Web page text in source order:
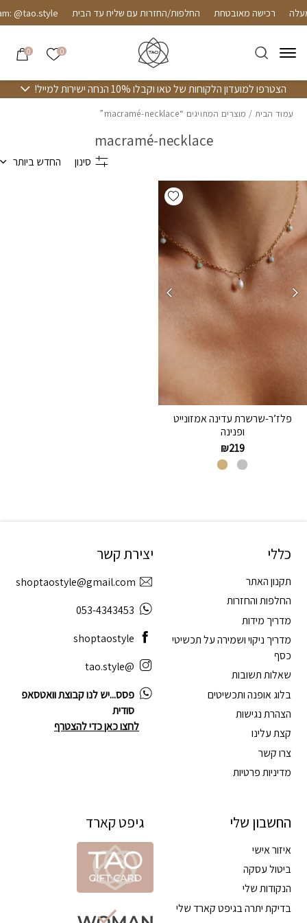
Skip to Contentרכישה מאובטחת החלפות/החזרות עם שליח עד הבית @tao.style
0 הרשימה
0
הצטרפו למועדון הלקוחות של טאו וקבלו 10% הנחה ישירות למייל!
עמוד הבית / מוצרים המתויגים “macramé-necklace”
macramé-necklace
סינון החדש ביותר
Add wishlist
פלז’ר-שרשרת עדינה אמזונייט
ופנינה
₪219
כללי
תקנון האתר
החלפות והחזרות
מדריך מידות
מדריך ניקוי ושמירה על תכשיטי
כסף
שאלות תשובות
בלוג אופנה ותכשיטים
הצהרת נגישות
קצת עלינו
צרו קשר
מדיניות פרטיות
החשבון שלי
איזור אישי
ביטול עסקה
הנקודות שלי
בדיקת יתרה בגיפט קארד שלי
יצירת קשר
shoptaostyle@gmail.com
053-4343453
shoptaostyle
@tao.style
פסס...יש לנו קבוצת וואטסאפ
סודית
לחצו כאן כדי להצטרף
גיפט קארד
בחזרה למעלה